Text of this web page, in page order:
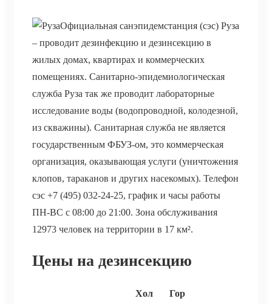
Официальная санэпидемстанция (сэс) Руза
– проводит дезинфекцию и дезинсекцию в
жилых домах, квартирах и коммерческих
помещениях. Санитарно-эпидемиологическая
служба Руза так же проводит лабораторные
исследование воды (водопроводной, колодезной,
из скважины). Санитарная служба не является
государственным ФБУЗ-ом, это коммерческая
организация, оказывающая услуги (уничтожения
клопов, тараканов и других насекомых). Телефон
сэс +7 (495) 032-24-25, график и часы работы
ПН-ВС с 08:00 до 21:00. Зона обслуживания
12973 человек на территории в 17 км².
Цены на дезинсекцию
Хол
Гор